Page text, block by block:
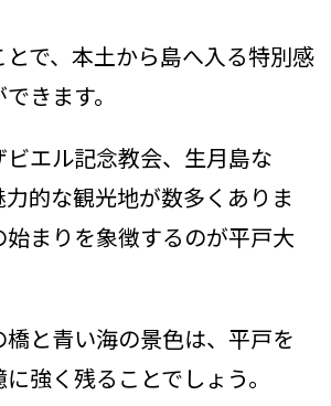
とで、本土から島へ入る特別感
きます。
エル記念教会、生月島な
的な観光地が数多くありま
まりを象徴するのが平戸大
と青い海の景色は、平戸を
強く残ることでしょう。